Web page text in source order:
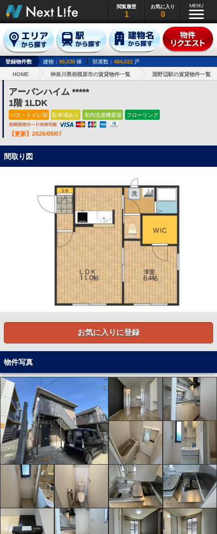
閲覧履歴
1
お気に入り
0
登録物件数 建物： 86,038 棟 部屋数： 484,022 戸
HOME 神奈川県相模原市の賃貸物件一覧 淵野辺駅の賃貸物件一覧
アーバンハイム *****
1階 1LDK
バス・トイレ別 駐車場あり 室内洗濯機置場 フローリング
【更新】2026/08/07
間取り図
お気に入りに登録
物件写真